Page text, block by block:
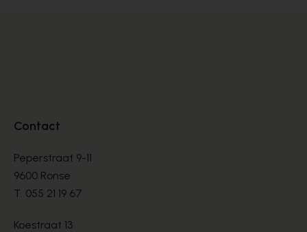
Contact
Peperstraat 9-11
9600 Ronse
T. 055 21 19 67
Koestraat 13